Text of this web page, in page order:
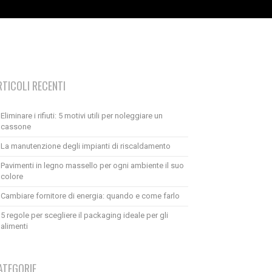
RECENTI
Eliminare i rifiuti: 5 motivi utili per noleggiare un
cassone
La manutenzione degli impianti di riscaldamento
Pavimenti in legno massello per ogni ambiente il suo
colore
Cambiare fornitore di energia: quando e come farlo
5 regole per scegliere il packaging ideale per gli
alimenti